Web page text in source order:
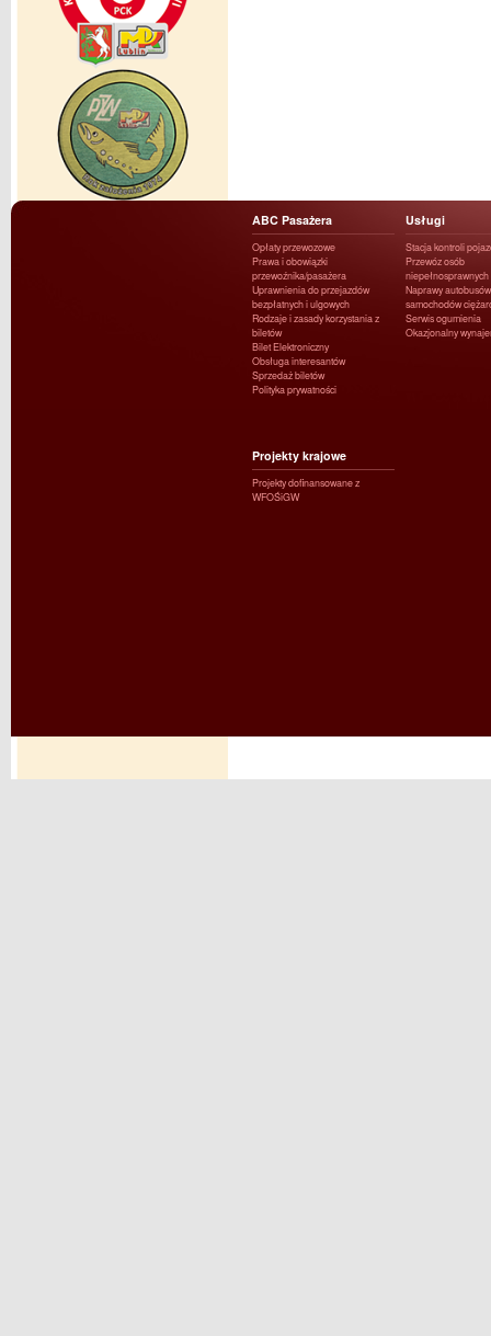
ABC Pasażera
Opłaty przewozowe
Prawa i obowiązki
przewoźnika/pasażera
Uprawnienia do przejazdów
bezpłatnych i ulgowych
Rodzaje i zasady korzystania z
biletów
Bilet Elektroniczny
Obsługa interesantów
Sprzedaż biletów
Polityka prywatności
Usługi
Stacja kontroli
Przewóz osób
niepełnosprawnych
Naprawy
samochodów
Serwis ogumienia
Okazjonalny
Projekty krajowe
Projekty dofinansowane z
WFOŚiGW